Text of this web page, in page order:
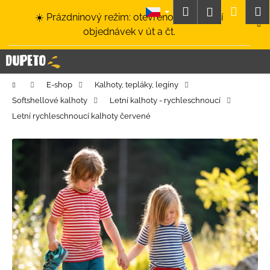
☀️ Prázdninový režim: otevřeno a odesílání
objednávek v út a čt.
HledatPřihlášení
Domů E-shop
Kalhoty, tepláky, legíny
Softshellové kalhoty
Letní kalhoty - rychleschnoucí
Letní rychleschnoucí kalhoty červené
í
k C
o
p
o
ř
e
u
j
e
t
e